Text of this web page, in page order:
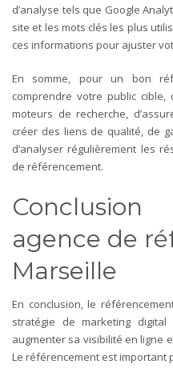
d’analyse tels que Google
site et les mots clés les plus
ces informations pour ajuster
En somme, pour un bon
comprendre votre public cible,
moteurs de recherche,
créer des liens de qualité, de
d’analyser régulièrement les
de référencement.
agence de
Marseille
En conclusion, le
stratégie de marketing
augmenter sa visibilité en ligne
Le référencement est important